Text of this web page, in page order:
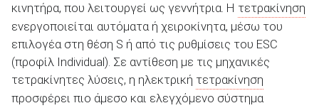
κινητήρα, που λειτουργεί ως γεννήτρια. Η τετρακίνηση
ενεργοποιείται αυτόματα ή χειροκίνητα, μέσω του
επιλογέα στη θέση S ή από τις ρυθμίσεις του ESC
(προφίλ Individual). Σε αντίθεση με τις μηχανικές
τετρακίνητες λύσεις, η ηλεκτρική τετρακίνηση
προσφέρει πιο άμεσο και ελεγχόμενο σύστημα